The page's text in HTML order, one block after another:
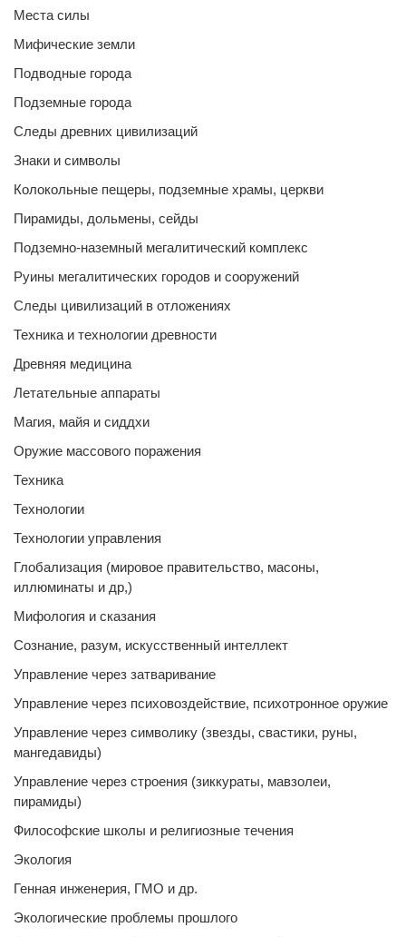
Места силы
Мифические земли
Подводные города
Подземные города
Следы древних цивилизаций
Знаки и символы
Колокольные пещеры, подземные храмы, церкви
Пирамиды, дольмены, сейды
Подземно-наземный мегалитический комплекс
Руины мегалитических городов и сооружений
Следы цивилизаций в отложениях
Техника и технологии древности
Древняя медицина
Летательные аппараты
Магия, майя и сиддхи
Оружие массового поражения
Техника
Технологии
Технологии управления
Глобализация (мировое правительство, масоны,
иллюминаты и др,)
Мифология и сказания
Сознание, разум, искусственный интеллект
Управление через затваривание
Управление через психовоздействие, психотронное оружие
Управление через символику (звезды, свастики, руны,
мангедавиды)
Управление через строения (зиккураты, мавзолеи,
пирамиды)
Философские школы и религиозные течения
Экология
Генная инженерия, ГМО и др.
Экологические проблемы прошлого